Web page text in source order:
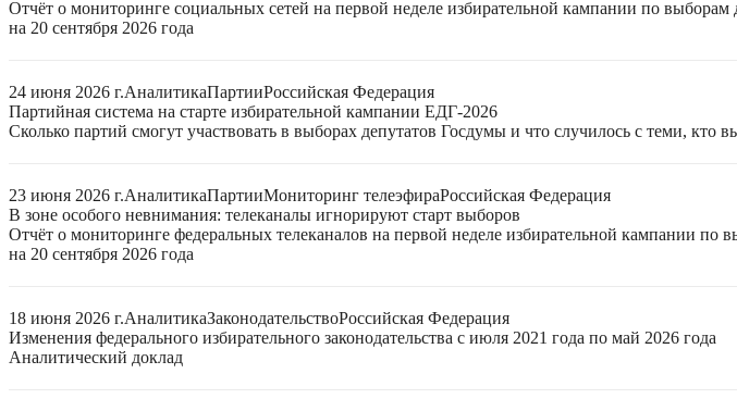
Отчёт о мониторинге социальных сетей на первой неделе избирательной кампании по
на 20 сентября 2026 года
24 июня 2026 г.АналитикаПартииРоссийская Федерация
Партийная система на старте избирательной кампании ЕДГ-2026
Сколько партий смогут участвовать в выборах депутатов Госдумы и что случилось с теми, кто
23 июня 2026 г.АналитикаПартииМониторинг телеэфираРоссийская Федерация
В зоне особого невнимания: телеканалы игнорируют старт выборов
Отчёт о мониторинге федеральных телеканалов на первой неделе избирательной кампании
на 20 сентября 2026 года
18 июня 2026 г.АналитикаЗаконодательствоРоссийская Федерация
Изменения федерального избирательного законодательства с июля 2021 года по май 2026 года
Аналитический доклад